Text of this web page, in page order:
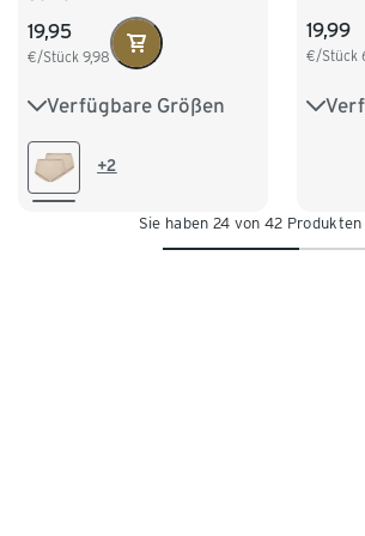
19,95
€/Stück9,98
Verfügbare Größen
38 40 42 44
46 +2
19,99
€/Stück
XS
Sie haben 24 von 42